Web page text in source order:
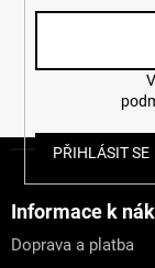
PŘIHLÁSIT SE
Informace k
Doprava a platba